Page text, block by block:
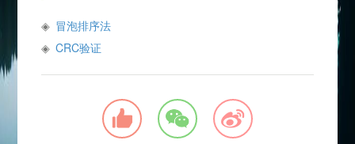
冒泡排序法
CRC验证